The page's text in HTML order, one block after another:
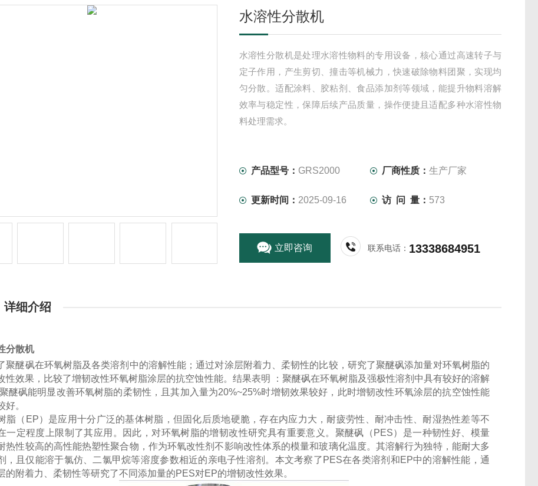
水溶性分散机
水溶性分散机是处理水溶性物料的专用设备，核心通过高速转子与
定子作用，产生剪切、撞击等机械力，快速破除物料团聚，实现均
匀分散。适配涂料、胶粘剂、食品添加剂等领域，能提升物料溶解
效率与稳定性，保障后续产品质量，操作便捷且适配多种水溶性物
料处理需求。
产品型号： GRS2000 厂商性质：生产厂家
更新时间： 2025-09-16 访 问 量： 573
立即咨询 联系电话： 13338684951
详细介绍
分散机
聚醚砜在环氧树脂及各类溶剂中的溶解性能；通过对涂层附着力、柔韧性的比较，研究了聚醚砜添加量对环氧树脂的
性效果，比较了增韧改性环氧树脂涂层的抗空蚀性能。结果表明 ：聚醚砜在环氧树脂及强极性溶剂中具有较好的溶解
醚砜能明显改善环氧树脂的柔韧性，且其加入量为20%~25%时增韧效果较好，此时增韧改性环氧涂层的抗空蚀性能
好。
脂（EP）是应用十分广泛的基体树脂，但固化后质地硬脆，存在内应力大，耐疲劳性、耐冲击性、耐湿热性差等不
一定程度上限制了其应用。因此，对环氧树脂的增韧改性研究具有重要意义。聚醚砜（PES）是一种韧性好、模量
热性较高的高性能热塑性聚合物，作为环氧改性剂不影响改性体系的模量和玻璃化温度。其溶解行为独特，能耐大多
，且仅能溶于氯仿、二氯甲烷等溶度参数相近的亲电子性溶剂。本文考察了PES在各类溶剂和EP中的溶解性能，通
的附着力、柔韧性等研究了不同添加量的PES对EP的增韧改性效果。